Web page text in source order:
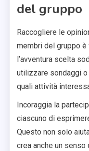
del gruppo
Raccogliere le
membri del gruppo è
l’avventura scelta
utilizzare sondaggi
quali attività
Incoraggia la
ciascuno di
Questo non solo
crea anche un senso